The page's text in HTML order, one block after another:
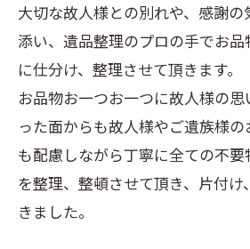
大切な故人様との別れや、感謝の
添い、遺品整理のプロの手でお
に仕分け、整理させて頂きます。
お品物お一つお一つに故人様の
った面からも故人様やご遺族様
も配慮しながら丁寧に全ての不
を整理、整頓させて頂き、片付
きました。